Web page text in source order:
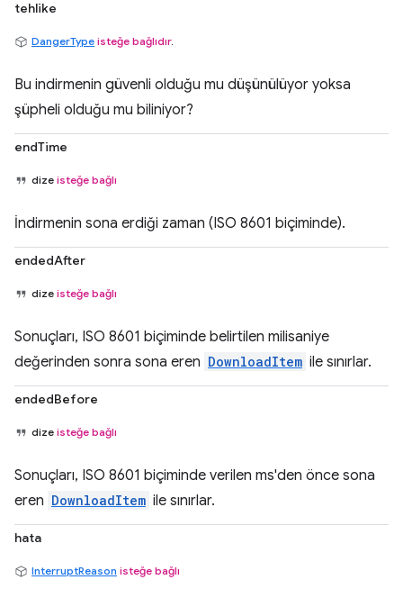
tehlike
DangerType isteğe bağlıdır.
Bu indirmenin güvenli olduğu mu düşünülüyor yoksa
şüpheli olduğu mu biliniyor?
endTime
dize isteğe bağlı
İndirmenin sona erdiği zaman (ISO 8601 biçiminde).
endedAfter
dize isteğe bağlı
Sonuçları, ISO 8601 biçiminde belirtilen milisaniye
değerinden sonra sona eren DownloadItem ile sınırlar.
endedBefore
dize isteğe bağlı
Sonuçları, ISO 8601 biçiminde verilen ms'den önce sona
eren DownloadItem ile sınırlar.
hata
InterruptReason isteğe bağlı